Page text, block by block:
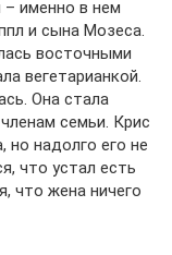
– именно в нем
и сына Мозеса.
восточными
вегетарианкой.
Она стала
семьи. Крис
надолго его не
что устал есть
что жена ничего